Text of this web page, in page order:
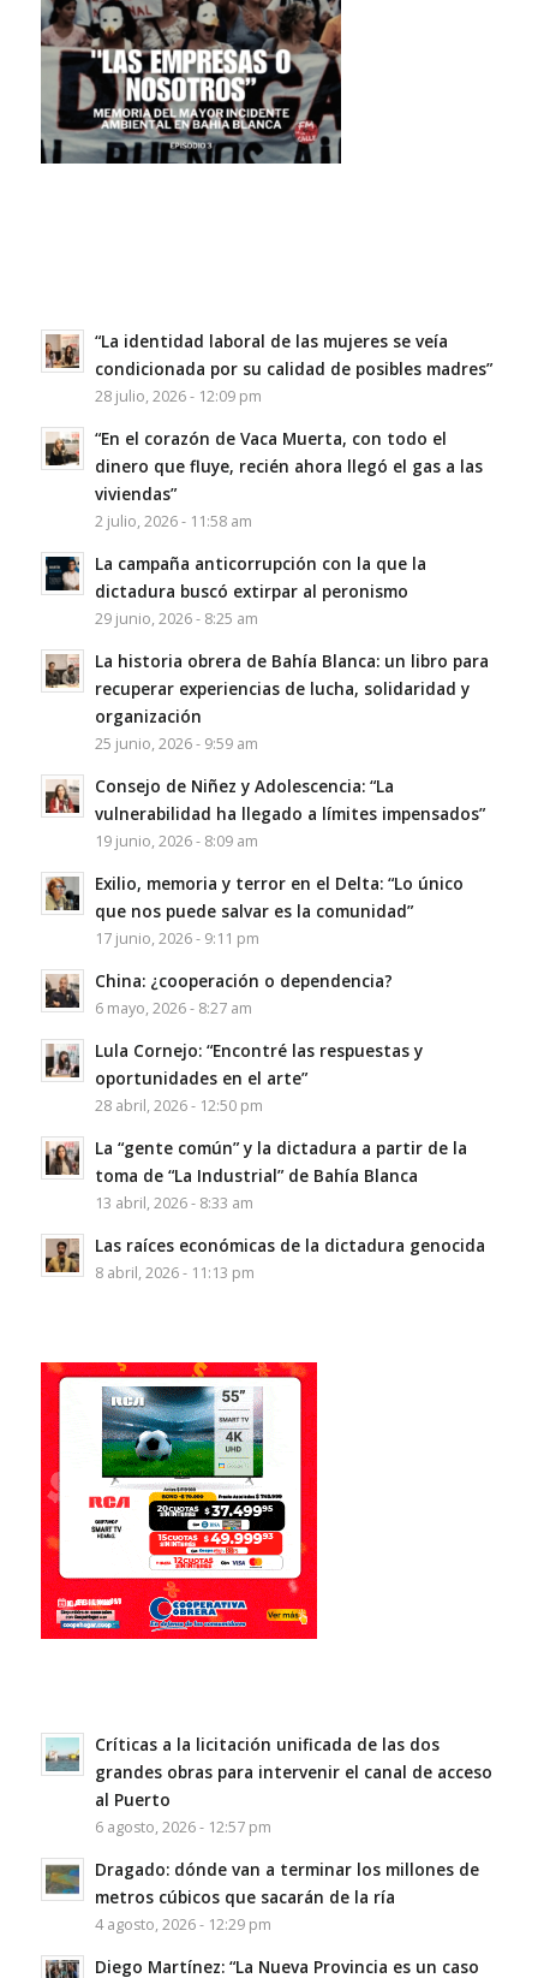
“La identidad laboral de las mujeres se veía
condicionada por su calidad de posibles madres”
28 julio, 2026 - 12:09 pm
“En el corazón de Vaca Muerta, con todo el
dinero que fluye, recién ahora llegó el gas a las
viviendas”
2 julio, 2026 - 11:58 am
La campaña anticorrupción con la que la
dictadura buscó extirpar al peronismo
29 junio, 2026 - 8:25 am
La historia obrera de Bahía Blanca: un libro para
recuperar experiencias de lucha, solidaridad y
organización
25 junio, 2026 - 9:59 am
Consejo de Niñez y Adolescencia: “La
vulnerabilidad ha llegado a límites impensados”
19 junio, 2026 - 8:09 am
Exilio, memoria y terror en el Delta: “Lo único
que nos puede salvar es la comunidad”
17 junio, 2026 - 9:11 pm
China: ¿cooperación o dependencia?
6 mayo, 2026 - 8:27 am
Lula Cornejo: “Encontré las respuestas y
oportunidades en el arte”
28 abril, 2026 - 12:50 pm
La “gente común” y la dictadura a partir de la
toma de “La Industrial” de Bahía Blanca
13 abril, 2026 - 8:33 am
Las raíces económicas de la dictadura genocida
8 abril, 2026 - 11:13 pm
Críticas a la licitación unificada de las dos
grandes obras para intervenir el canal de acceso
al Puerto
6 agosto, 2026 - 12:57 pm
Dragado: dónde van a terminar los millones de
metros cúbicos que sacarán de la ría
4 agosto, 2026 - 12:29 pm
Diego Martínez: “La Nueva Provincia es un caso